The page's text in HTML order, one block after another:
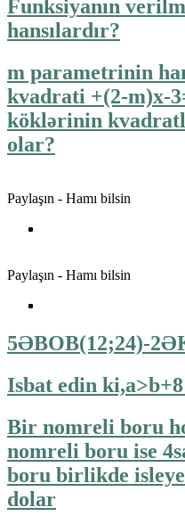
Funksiyanın
hansılardır?
m parametrinin
kvadrati +(2-m)x-
köklərinin
olar?
Paylaşın - Hamı bilsin
Paylaşın - Hamı bilsin
5ƏBOB(12;24)-
Isbat edin
Bir nomreli boru
nomreli boru ise
boru birlikde
dolar